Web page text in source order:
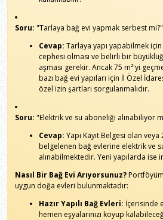
Soru: "Tarlaya bağ evi yapmak serbest mi?"
Cevap: Tarlaya yapı yapabilmek
cephesi olması ve belirli bir
aşması gerekir. Ancak 75 m²'yi
bazı bağ evi yapıları için İl Özel
özel izin şartları sorgulanmalıdır.
Soru: "Elektrik ve su aboneliği alınabiliyor
Cevap: Yapı Kayıt Belgesi olan veya
belgelenen bağ evlerine elektrik ve
alınabilmektedir. Yeni yapılarda ise
Nasıl Bir Bağ Evi Arıyorsunuz?
uygun doğa evleri bulunmaktadır:
Hazır Yapılı Bağ Evleri: İçerisinde
hemen eşyalarınızı koyup